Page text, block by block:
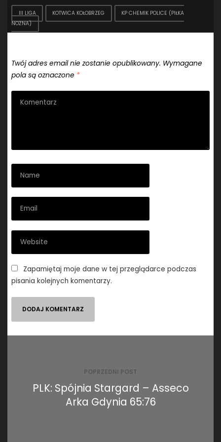
III LIGA KOTWICA KOŁOBRZEG
KP CHEMIK POLICE (PIŁKA
NOŻNA)
Twój adres email nie zostanie opublikowany. Wymagane
pola są oznaczone *
Zapamiętaj moje dane w tej przeglądarce podczas
pisania kolejnych komentarzy.
POPRZEDNI POST
PLK: Spójnia Stargard – Asseco
Arka Gdynia 65:76